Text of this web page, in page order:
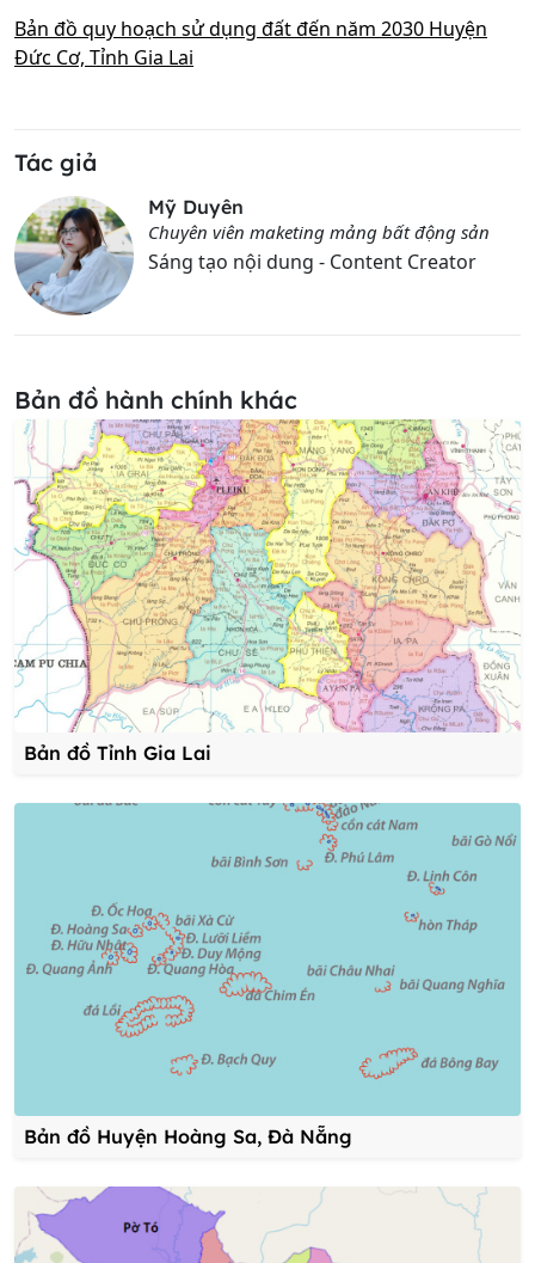
Bản đồ quy hoạch sử dụng đất đến năm 2030 Huyện
Đức Cơ, Tỉnh Gia Lai
Tác giả
Mỹ Duyên
Chuyên viên maketing mảng bất động sản
Sáng tạo nội dung - Content Creator
Bản đồ hành chính khác
Bản đồ Tỉnh Gia Lai
Bản đồ Huyện Hoàng Sa, Đà Nẵng